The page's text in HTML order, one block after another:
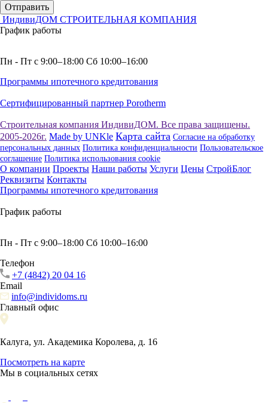
Отправить
ИндивиДОМ СТРОИТЕЛЬНАЯ КОМПАНИЯ
График работы
Пн - Пт с 9:00–18:00 Сб 10:00–16:00
Программы ипотечного кредитования
Сертифицированный партнер Porotherm
Строительная компания ИндивиДОМ. Все права защищены.
2005-2026г. Made by UNKle Карта сайта Согласие на обработку
персональных данных Политика конфиденциальности Пользовательское
соглашение Политика использования сookie
О компании Проекты Наши работы Услуги Цены СтройБлог
Реквизиты Контакты
Программы ипотечного кредитования
График работы
Пн - Пт с 9:00–18:00 Сб 10:00–16:00
Телефон
+7 (4842) 20 04 16
Email
info@individoms.ru
Главный офис
Калуга, ул. Академика Королева, д. 16
Посмотреть на карте
Мы в социальных сетях